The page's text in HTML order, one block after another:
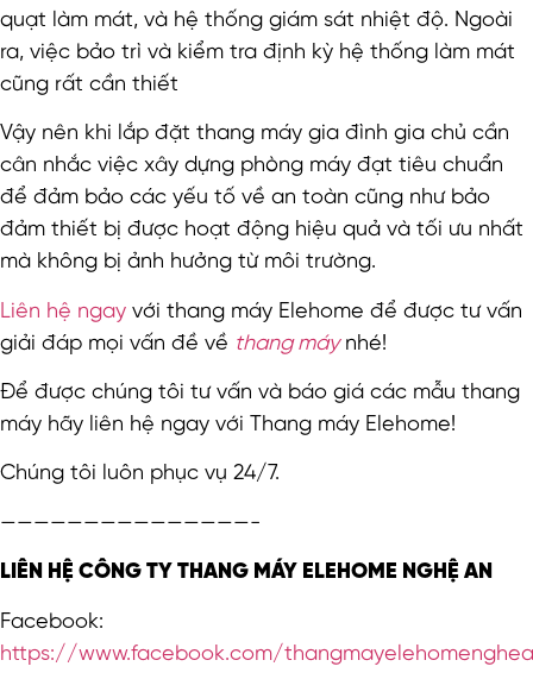
quạt làm mát, và hệ thống giám sát nhiệt độ. Ngoài
ra, việc bảo trì và kiểm tra định kỳ hệ thống làm mát
cũng rất cần thiết
Vậy nên khi lắp đặt thang máy gia đình gia chủ cần
cân nhắc việc xây dựng phòng máy đạt tiêu chuẩn
để đảm bảo các yếu tố về an toàn cũng như bảo
đảm thiết bị được hoạt động hiệu quả và tối ưu nhất
mà không bị ảnh hưởng từ môi trường.
Liên hệ ngay với thang máy Elehome để được tư vấn
giải đáp mọi vấn đề về thang máynhé!
Để được chúng tôi tư vấn và báo giá các mẫu thang
máy hãy liên hệ ngay với Thang máy Elehome!
Chúng tôi luôn phục vụ 24/7.
———————————————-
LIÊN HỆ CÔNG TY THANG MÁY ELEHOME NGHỆ AN
Facebook:
https://www.facebook.com/